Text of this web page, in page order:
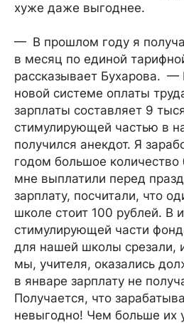
хуже даже выгоднее.
— В прошлом году я
в месяц по единой
рассказывает Бухарова. —
новой системе оплаты
зарплаты составляет 9
стимулирующей частью в
получился анекдот. Я
годом большое
мне выплатили перед
зарплату, посчитали, что
школе стоит 100 рублей. В
стимулирующей части
для нашей школы срезали,
мы, учителя, оказались
в январе зарплату не
Получается, что
невыгодно! Чем больше их